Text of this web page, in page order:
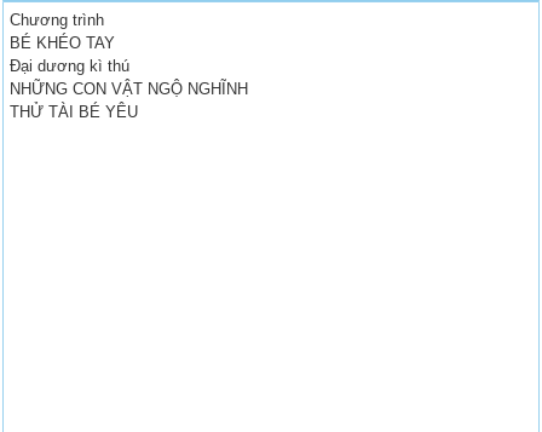
Chương trình
BÉ KHÉO TAY
Đại dương kì thú
NHỮNG CON VẬT NGỘ NGHĨNH
THỬ TÀI BÉ YÊU